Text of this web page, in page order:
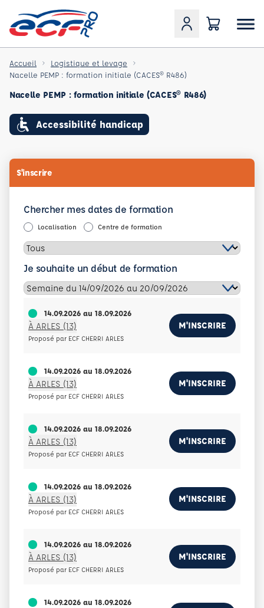
Accueil
Logistique et levage
Nacelle PEMP : formation initiale (CACES® R486)
Nacelle PEMP : formation initiale (CACES® R486)
Accessibilité handicap
S'inscrire
Chercher mes dates de formation
Localisation Centre de formation
Je souhaite un début de formation
14.09.2026 au 18.09.2026
À ARLES (13)
Proposé par ECF CHERRI ARLES
M'INSCRIRE
14.09.2026 au 18.09.2026
À ARLES (13)
Proposé par ECF CHERRI ARLES
M'INSCRIRE
14.09.2026 au 18.09.2026
À ARLES (13)
Proposé par ECF CHERRI ARLES
M'INSCRIRE
14.09.2026 au 18.09.2026
À ARLES (13)
Proposé par ECF CHERRI ARLES
M'INSCRIRE
14.09.2026 au 18.09.2026
À ARLES (13)
Proposé par ECF CHERRI ARLES
M'INSCRIRE
14.09.2026 au 18.09.2026